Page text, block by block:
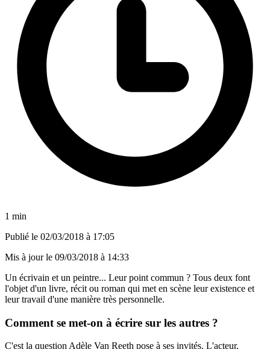
1 min
Publié le 02/03/2018 à 17:05
Mis à jour le 09/03/2018 à 14:33
Un écrivain et un peintre... Leur point commun ? Tous deux font
l'objet d'un livre, récit ou roman qui met en scène leur existence et
leur travail d'une manière très personnelle.
Comment se met-on à écrire sur les autres ?
C'est la question Adèle Van Reeth pose à ses invités. L'acteur,